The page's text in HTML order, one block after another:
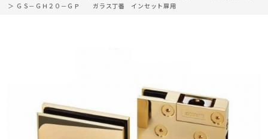
カタログ請求
お問い合わせ
＞ ＧＳ－ＧＨ２０－ＧＰ ガラス丁番 インセット扉用